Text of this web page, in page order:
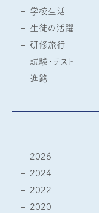
学校生活
生徒の活躍
研修旅行
試験・テスト
進路
2026
2024
2022
2020